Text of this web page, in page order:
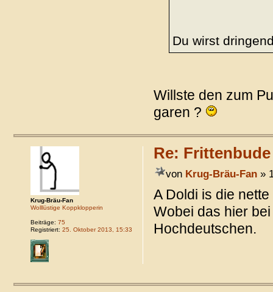
Du wirst
Willste den zum
garen ?
Re:
von Krug-Bräu-Fan»
A Doldi is die
Wobei das hier
Hochdeutschen.
Krug-Bräu-Fan
Wolllüstige Koppklopperin
Beiträge: 75
Registriert: 25. Oktober 2013, 15:33